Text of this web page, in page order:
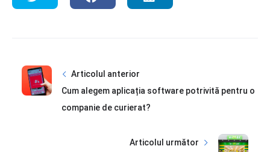
Articolul anterior
Cum alegem aplicația software potrivită pentru o
companie de curierat?
Articolul următor